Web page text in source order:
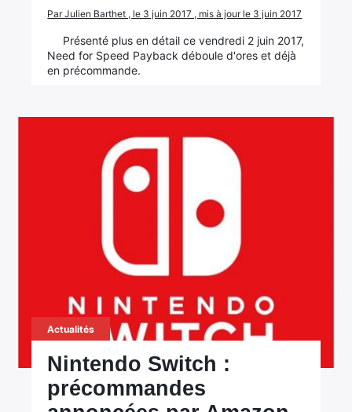
Par Julien Barthet , le 3 juin 2017 , mis à jour le 3 juin 2017
Présenté plus en détail ce vendredi 2 juin 2017,
Need for Speed Payback déboule d'ores et déjà
en précommande.
Actualités
Nintendo Switch :
précommandes